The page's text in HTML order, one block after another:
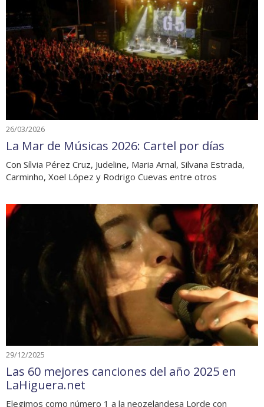
26/03/2026
La Mar de Músicas 2026: Cartel por días
Con Sílvia Pérez Cruz, Judeline, Maria Arnal, Silvana Estrada,
Carminho, Xoel López y Rodrigo Cuevas entre otros
29/12/2025
Las 60 mejores canciones del año 2025 en
LaHiguera.net
Elegimos como número 1 a la neozelandesa Lorde con